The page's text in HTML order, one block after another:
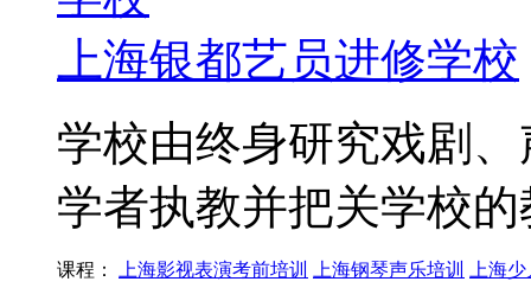
上海银都艺员进修学校
学校由终身研究戏剧
学者执教并把关学校
课程： 上海影视表演考前培训 上海钢琴声乐培训 上海